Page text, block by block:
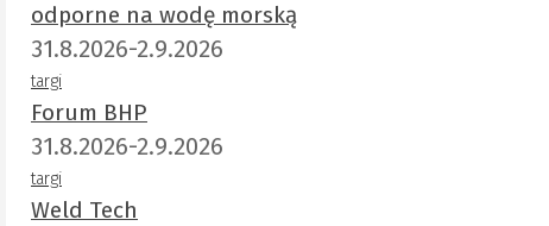
odporne na wodę morską
31.8.2026-2.9.2026
targi
Forum BHP
31.8.2026-2.9.2026
targi
Weld Tech